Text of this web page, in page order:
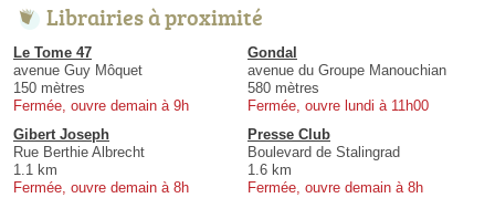
Librairies à proximité
Le Tome 47
avenue Guy Môquet
150 mètres
Fermée, ouvre demain à 9h
Gondal
avenue du Groupe Manouchian
580 mètres
Fermée, ouvre lundi à 11h00
Gibert Joseph
Rue Berthie Albrecht
1.1 km
Fermée, ouvre demain à 8h
Presse Club
Boulevard de Stalingrad
1.6 km
Fermée, ouvre demain à 8h